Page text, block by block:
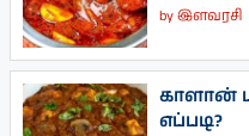
byஇளவரசி
காளான்
எப்படி?